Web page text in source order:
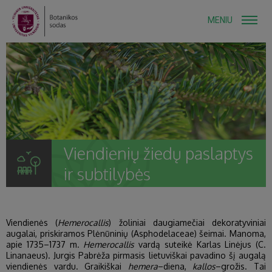
MENIU
Viendienių žiedų paslaptys
ir subtilybės
Viendienės (Hemerocallis) žoliniai daugiamečiai dekoratyviniai
augalai, priskiramos Plėnūninių (Asphodelaceae) šeimai. Manoma,
apie 1735–1737 m. Hemerocallis vardą suteikė Karlas Linėjus (C.
Linanaeus). Jurgis Pabrėža pirmasis lietuviškai pavadino šį augalą
viendienės vardu. Graikiškai hemera–diena, kallos–grožis. Tai